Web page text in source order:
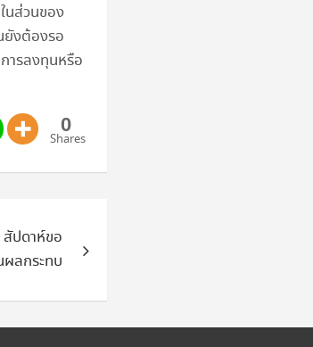
นส่วนของ
ยังต้องรอ
ารลงทุนหรือ
0
Shares
ปดาห์ขอ
ผลกระทบ